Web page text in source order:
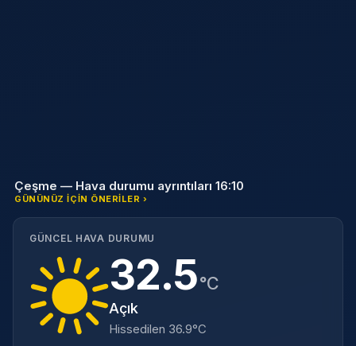
Çeşme — Hava durumu ayrıntıları 16:10
GÜNÜNÜZ IÇIN ÖNERILER ›
GÜNCEL HAVA DURUMU
32.5°C
Açık
Hissedilen 36.9°C